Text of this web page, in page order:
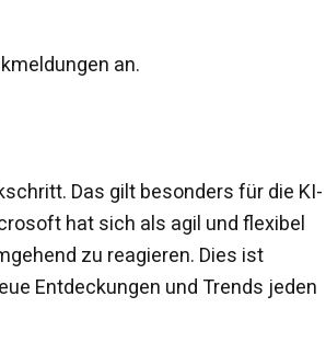
an.
Das gilt besonders für die KI-
hat sich als agil und flexibel
zu reagieren. Dies ist
Entdeckungen und Trends jeden